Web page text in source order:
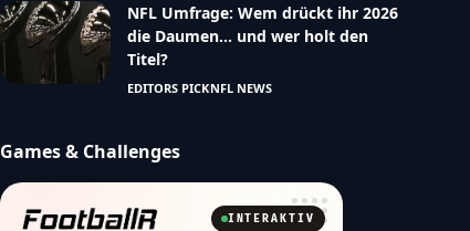
NFL Umfrage: Wem drückt ihr 2026
die Daumen… und wer holt den
Titel?
EDITORS PICKNFL NEWS
Games & Challenges
INTERAKTIV